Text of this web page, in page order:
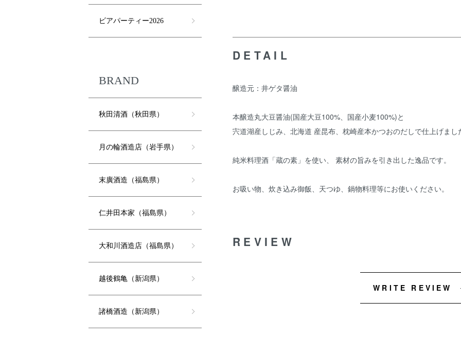
DETAIL
醸造元：井ゲタ醤油
本醸造丸大豆醤油(国産大豆100%、国産小麦100%)と
宍道湖産しじみ、北海道 産昆布、枕崎産本かつおのだしで仕上げまし
純米料理酒「蔵の素」を使い、 素材の旨みを引き出した逸品です。
お吸い物、炊き込み御飯、天つゆ、鍋物料理等にお使いください。
REVIEW
WRITE REVIEW
ビアパーティー2026
BRAND
秋田清酒（秋田県）
月の輪酒造店（岩手県）
末廣酒造（福島県）
仁井田本家（福島県）
大和川酒造店（福島県）
越後鶴亀（新潟県）
諸橋酒造（新潟県）